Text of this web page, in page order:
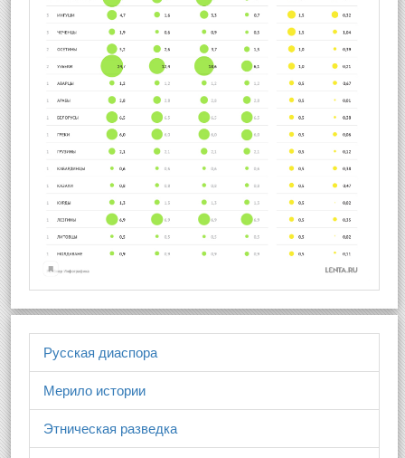
Русская диаспора
Мерило истории
Этническая разведка